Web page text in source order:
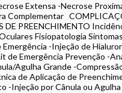
Extensa -Necrose
Complementar
DE PREENCHIMENTO
Fisiopatologia
-Injeção de
de Emergência Prevenção -
Agulha Grande -
de Aplicação de
-Injeção por Cânula ou